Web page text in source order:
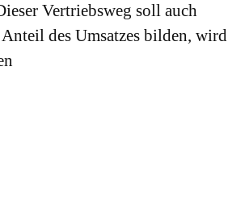
Vertriebsweg soll auch
des Umsatzes bilden, wird